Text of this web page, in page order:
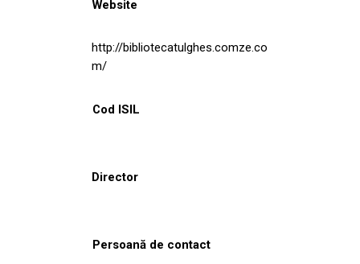
Website
http://bibliotecatulghes.comze.co
m/
Cod ISIL
Director
Persoană de contact